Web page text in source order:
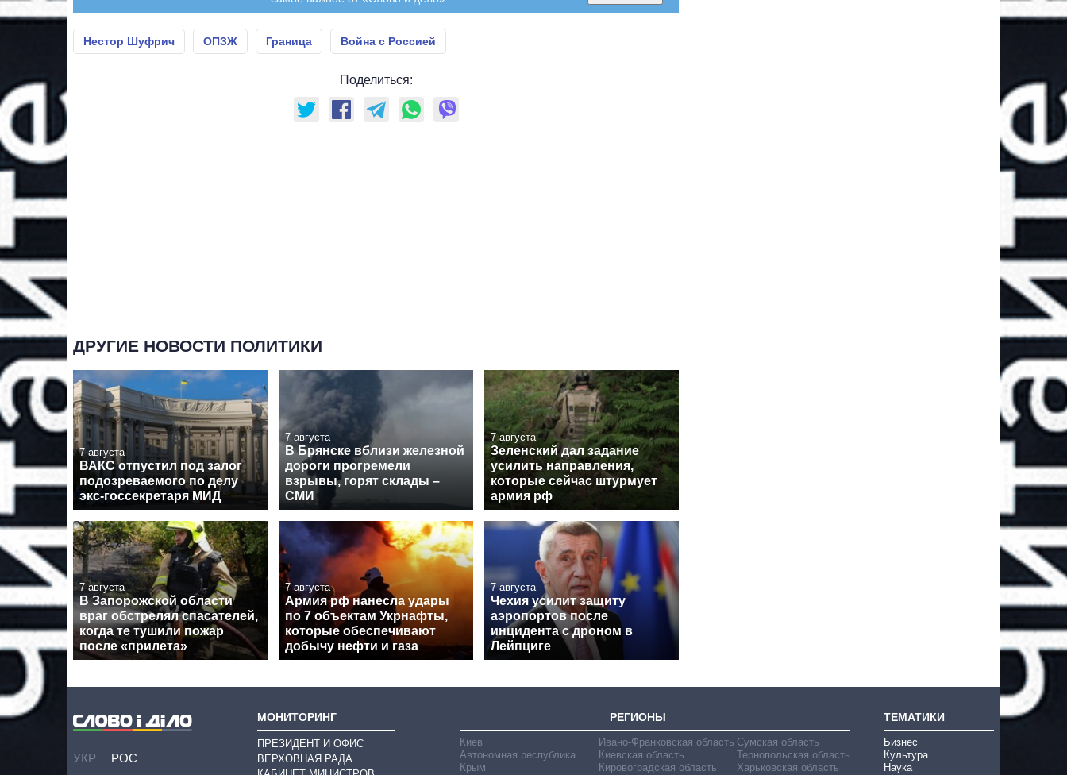
Нестор Шуфрич ОПЗЖ Граница Война с Россией
Поделиться:
ДРУГИЕ НОВОСТИ ПОЛИТИКИ
7 августа
ВАКС отпустил под залог
подозреваемого по делу
экс-госсекретаря МИД
7 августа
В Брянске вблизи железной
дороги прогремели
взрывы, горят склады –
СМИ
7 августа
Зеленский дал задание
усилить направления,
которые сейчас штурмует
армия рф
7 августа
В Запорожской области
враг обстрелял спасателей,
когда те тушили пожар
после «прилета»
7 августа
Армия рф нанесла удары
по 7 объектам Укрнафты,
которые обеспечивают
добычу нефти и газа
7 августа
Чехия усилит защиту
аэропортов после
инцидента с дроном в
Лейпциге
УКР РОС
МОНИТОРИНГ
ПРЕЗИДЕНТ И ОФИС
ВЕРХОВНАЯ РАДА
РЕГИОНЫ
Киев
Автономная республика
Крым
Ивано-Франковская область
Киевская область
Кировоградская область
Сумская область
Тернопольская область
Харьковская область
ТЕМАТИКИ
Бизнес
Культура
Наука